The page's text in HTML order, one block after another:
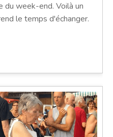
du week-end. Voilà un
le temps d'échanger.